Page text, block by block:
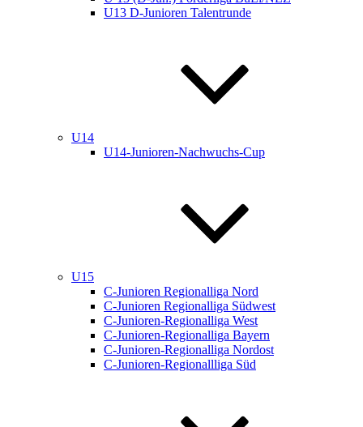
U13 D-Junioren Talentrunde
U14
U14-Junioren-Nachwuchs-Cup
U15
C-Junioren Regionalliga Nord
C-Junioren Regionalliga Südwest
C-Junioren-Regionalliga West
C-Junioren-Regionalliga Bayern
C-Junioren-Regionalliga Nordost
C-Junioren-Regionallliga Süd